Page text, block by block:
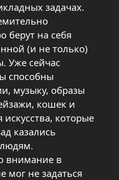
задачах.
берут на себя
(и не только)
Уже сейчас
способны
музыку, образы
кошек и
которые
казались
внимание в
мог не задаться